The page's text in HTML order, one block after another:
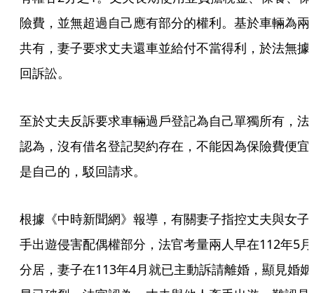
險費，並無超過自己應有部分的權利。基於車輛為兩
共有，妻子要求丈夫還車並給付不當得利，於法無據
回訴訟。
至於丈夫反訴要求車輛過戶登記為自己單獨所有，法
認為，沒有借名登記契約存在，不能因為保險費便宜
是自己的，駁回請求。
根據《中時新聞網》報導，有關妻子指控丈夫與女子
手出遊侵害配偶權部分，法官考量兩人早在112年5月
分居，妻子在113年4月就已主動訴請離婚，顯見婚姻